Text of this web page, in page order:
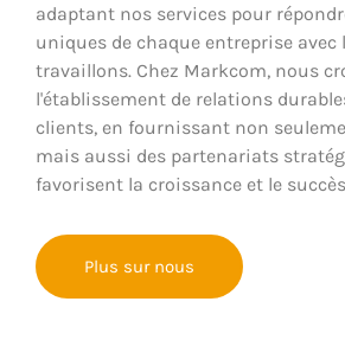
adaptant nos services pour
uniques de chaque entreprise avec
travaillons. Chez Markcom, nous
l'établissement de relations
clients, en fournissant non
mais aussi des partenariats
favorisent la croissance et le
Plus sur nous